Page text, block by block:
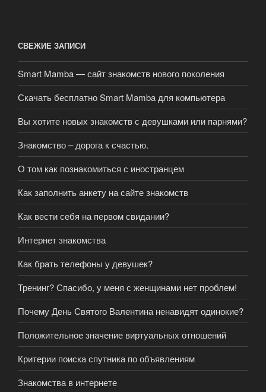
СВЕЖИЕ ЗАПИСИ
Smart Mamba — сайт знакомств нового поколения
Скачать бесплатно Smart Mamba для компьютера
Вы хотите новых знакомств с девушками или парнями?
Знакомство – дорога к счастью.
О том как познакомиться с иностранцем
Как заполнить анкету на сайте знакомств
Как вести себя на первом свидании?
Интернет знакомства
Как брать телефоны у девушек?
Тренинг? Спасибо, у меня с женщинами нет проблем!
Почему День Святого Валентина ненавидят одинокие?
Положительное значение виртуальных отношений
Критерии поиска спутника по объявлениям
Знакомства в интернете